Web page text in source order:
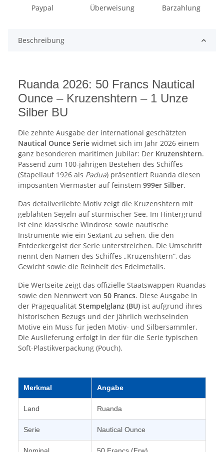
Paypal Überweisung Barzahlung
Beschreibung
Ruanda 2026: 50 Francs Nautical
Ounce – Kruzenshtern – 1 Unze
Silber BU
Die zehnte Ausgabe der international geschätzten
Nautical Ounce Serie widmet sich im Jahr 2026 einem
ganz besonderen maritimen Jubilar: Der Kruzenshtern.
Passend zum 100-jährigen Bestehen des Schiffes
(Stapellauf 1926 als Padua) präsentiert Ruanda diesen
imposanten Viermaster auf feinstem 999er Silber.
Das detailverliebte Motiv zeigt die Kruzenshtern mit
geblähten Segeln auf stürmischer See. Im Hintergrund
ist eine klassische Windrose sowie nautische
Instrumente wie ein Sextant zu sehen, die den
Entdeckergeist der Serie unterstreichen. Die Umschrift
nennt den Namen des Schiffes „Kruzenshtern“, das
Gewicht sowie die Reinheit des Edelmetalls.
Die Wertseite zeigt das offizielle Staatswappen Ruandas
sowie den Nennwert von 50 Francs. Diese Ausgabe in
der Prägequalität Stempelglanz (BU) ist aufgrund ihres
historischen Bezugs und der jährlich wechselnden
Motive ein Muss für jeden Motiv- und Silbersammler.
Die Auslieferung erfolgt in der für die Serie typischen
Soft-Plastikverpackung (Pouch).
Merkmal Angabe
Land Ruanda
Serie Nautical Ounce